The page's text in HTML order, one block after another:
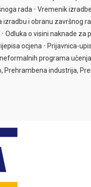
rada • Vremenik
izradbu i obranu završnog
• Odluka o visini naknade za
ocjena • Prijavnica-
programa
Prehrambena industrija,